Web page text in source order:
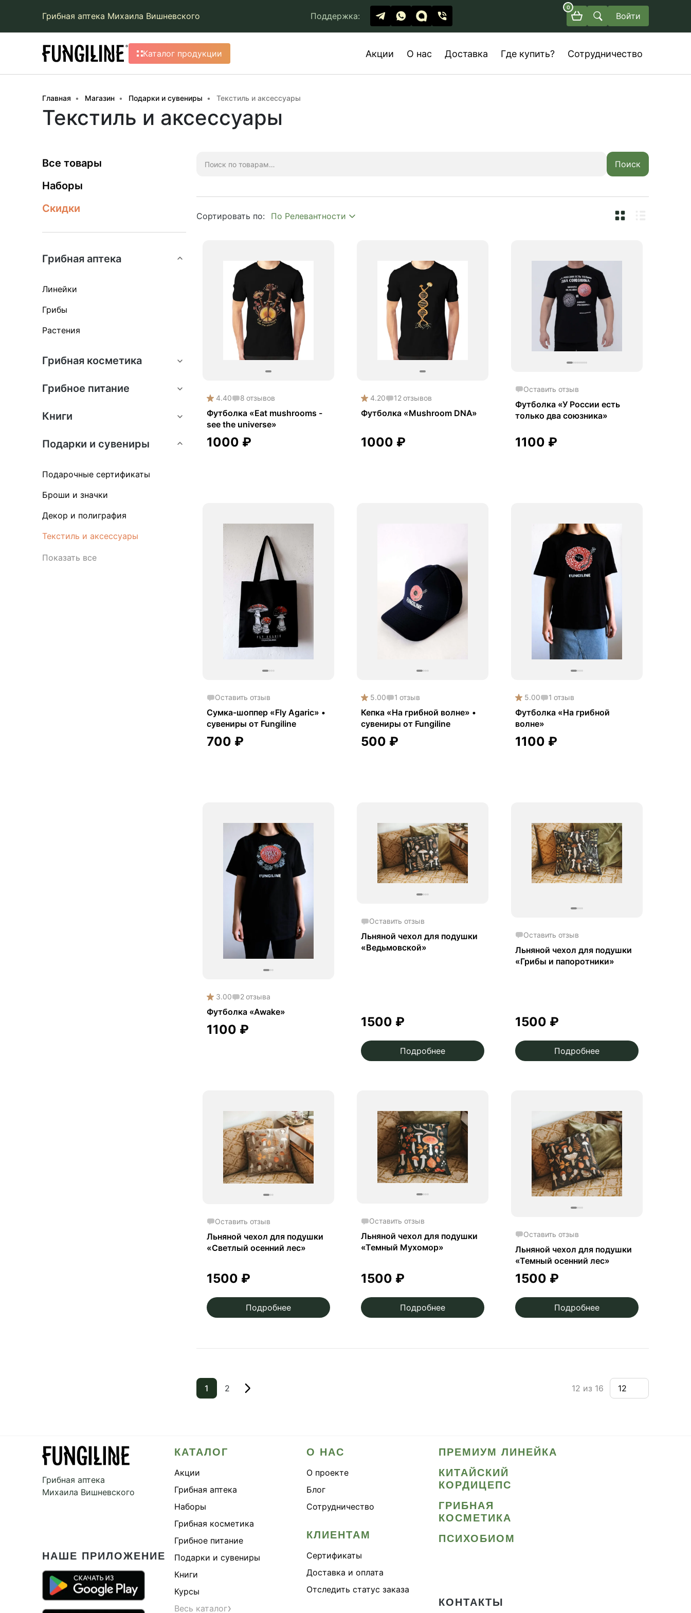
Грибная аптека Михаила Вишневского Поддержка:
0
Войти
Каталог продукции Акции О нас Доставка Где купить? Сотрудничество
Главная Магазин Подарки и сувениры Текстиль и аксессуары
Текстиль и аксессуары
Поиск
Сортировать по:
4.40 8 отзывов
Футболка «Eat mushrooms -
see the universe»
1000 ₽
4.20 12отзывов
Футболка «Mushroom DNA»
1000 ₽
Оставить отзыв
Футболка «У России есть
только два союзника»
1100 ₽
Оставить отзыв
Сумка-шоппер «Fly Agaric» •
сувениры от Fungiline
700 ₽
5.00 1 отзыв
Кепка «На грибной волне» •
сувениры от Fungiline
500 ₽
5.00 1 отзыв
Футболка «На грибной
волне»
1100 ₽
3.00 2отзыва
Футболка «Awake»
1100 ₽
Оставить отзыв
Льняной чехол для подушки
«Ведьмовской»
1500 ₽
Подробнее
Оставить отзыв
Льняной чехол для подушки
«Грибы и папоротники»
1500 ₽
Подробнее
Оставить отзыв
Льняной чехол для подушки
«Светлый осенний лес»
1500 ₽
Подробнее
Оставить отзыв
Льняной чехол для подушки
«Темный Мухомор»
1500 ₽
Подробнее
Оставить отзыв
Льняной чехол для подушки
«Темный осенний лес»
1500 ₽
Подробнее
12 из 16
1 2
Все товары
Наборы
Скидки
Грибная аптека
Линейки
Грибы
Растения
Грибная косметика
Грибное питание
Книги
Подарки и сувениры
Подарочные сертификаты
Броши и значки
Декор и полиграфия
Текстиль и аксессуары
Показать все
Грибная аптека
Михаила Вишневского
НАШЕ ПРИЛОЖЕНИЕ
КАТАЛОГ
Акции
Грибная аптека
Наборы
Грибная косметика
Грибное питание
Подарки и сувениры
Книги
Курсы
Весь каталог›
О НАС
О проекте
Блог
Сотрудничество
КЛИЕНТАМ
Сертификаты
Доставка и оплата
Отследить статус заказа
ПРЕМИУМ ЛИНЕЙКА
КИТАЙСКИЙ
КОРДИЦЕПС
ГРИБНАЯ
КОСМЕТИКА
ПСИХОБИОМ
КОНТАКТЫ